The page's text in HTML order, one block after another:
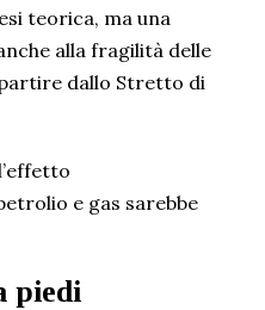
teorica, ma una
alla fragilità delle
dallo Stretto di
e gas sarebbe
piedi